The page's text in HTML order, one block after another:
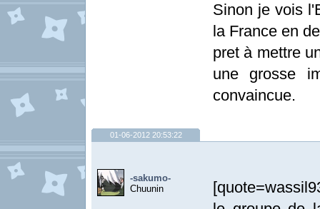
Sinon je vois
la France en
pret à mettre
une grosse
convaincue.
01-06-2012 20:53:22
-sakumo-
Chuunin